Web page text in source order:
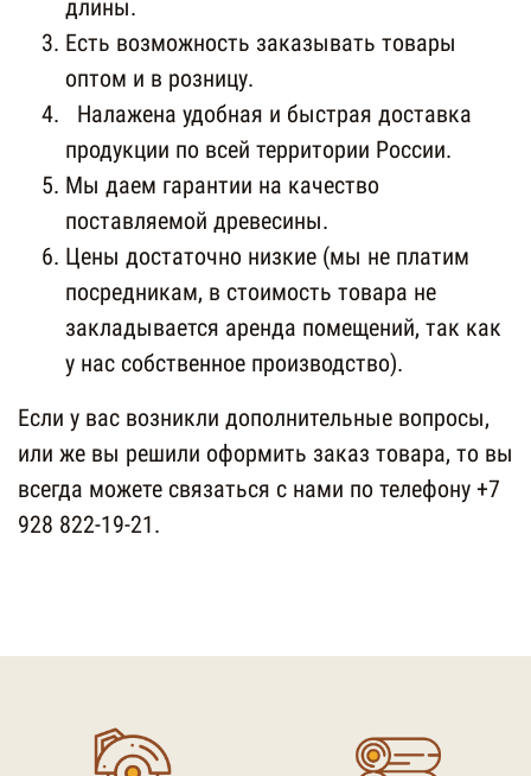
длины.
Есть возможность заказывать товары
оптом и в розницу.
Налажена удобная и быстрая доставка
продукции по всей территории России.
Мы даем гарантии на качество
поставляемой древесины.
Цены достаточно низкие (мы не платим
посредникам, в стоимость товара не
закладывается аренда помещений, так как
у нас собственное производство).
Если у вас возникли дополнительные вопросы,
или же вы решили оформить заказ товара, то вы
всегда можете связаться с нами по телефону +7
928 822-19-21.